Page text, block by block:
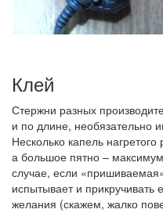
Клей
Стержни разных
и по длине, необязательно
Несколько капель
а большое пятно –
случае, если
испытывает и
желания (скажем, жалко